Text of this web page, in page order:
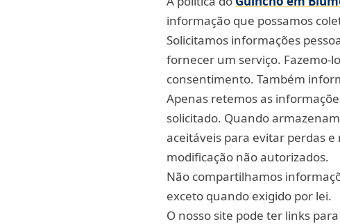
informação que possamos
Solicitamos informações
fornecer um serviço. Fazemo-
consentimento. Também
Apenas retemos as
solicitado. Quando
aceitáveis para evitar perdas e
modificação não autorizados.
Não compartilhamos
exceto quando exigido por lei.
O nosso site pode ter links